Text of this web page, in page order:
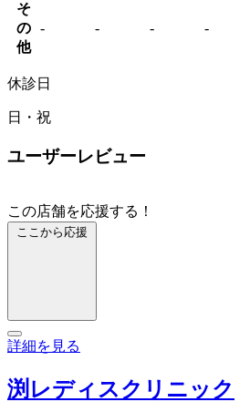
そ
の
他
- - - -
休診日
日・祝
ユーザーレビュー
この店舗を応援する！
ここから応援
詳細を見る
渕レディスクリニック